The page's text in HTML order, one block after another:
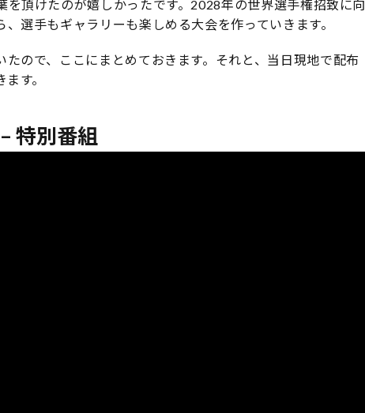
頂けたのが嬉しかったです。2028年の世界選手権招致に向
選手もギャラリーも楽しめる大会を作っていきます。
ので、ここにまとめておきます。それと、当日現地で配布
す。
特別番組